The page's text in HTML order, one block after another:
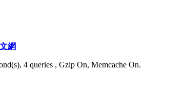
網
4 queries , Gzip On, Memcache On.